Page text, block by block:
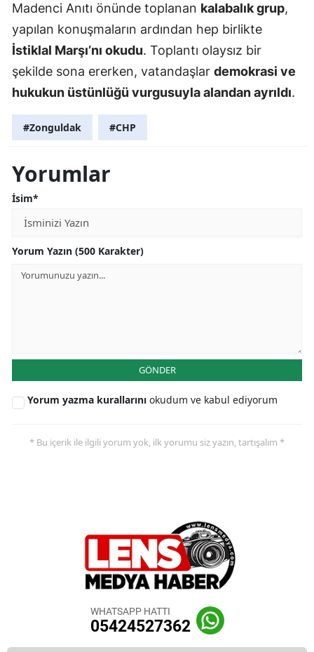
Madenci Anıtı önünde toplanan kalabalık grup,
yapılan konuşmaların ardından hep birlikte
İstiklal Marşı’nı okudu. Toplantı olaysız bir
şekilde sona ererken, vatandaşlar demokrasi ve
hukukun üstünlüğü vurgusuyla alandan ayrıldı.
#Zonguldak #CHP
Yorumlar
İsim*
Yorum Yazın (500 Karakter)
GÖNDER
Yorum yazma kurallarını okudum ve kabul ediyorum
* Bu içerik ile ilgili yorum yok, ilk yorumu siz yazın, tartışalım *
WHATSAPP HATTI
05424527362